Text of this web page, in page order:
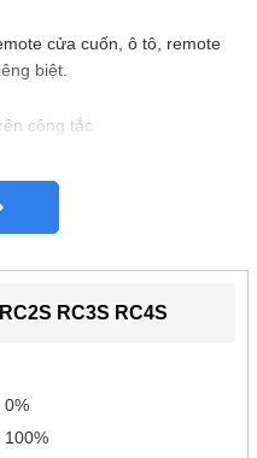
cửa cuốn, ô tô, remote
biệt.
công tắc
đêm.
RC3S RC4S
0%
100%